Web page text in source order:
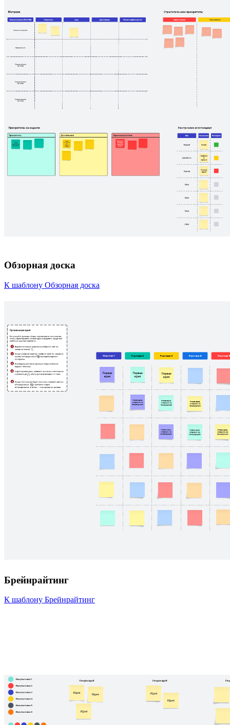
Обзорная доска
К шаблону Обзорная доска
Брейнрайтинг
К шаблону Брейнрайтинг